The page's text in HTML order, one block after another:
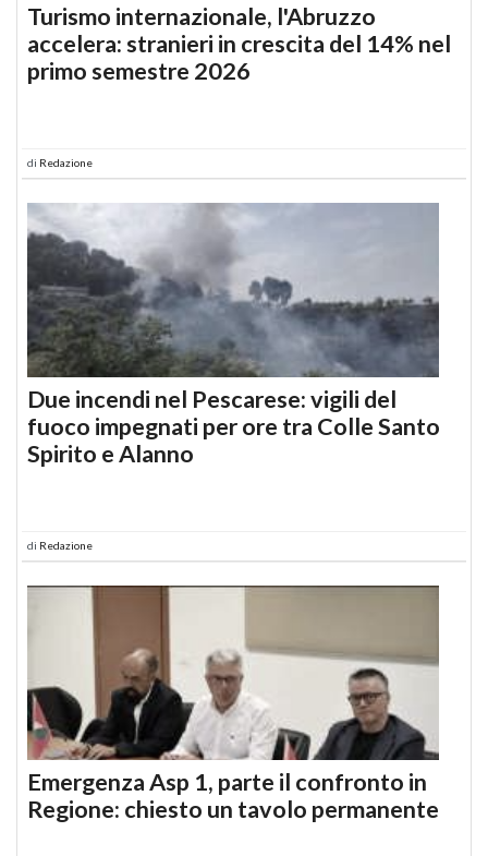
Turismo internazionale, l'Abruzzo
accelera: stranieri in crescita del 14% nel
primo semestre 2026
di Redazione
Due incendi nel Pescarese: vigili del
fuoco impegnati per ore tra Colle Santo
Spirito e Alanno
di Redazione
Emergenza Asp 1, parte il confronto in
Regione: chiesto un tavolo permanente